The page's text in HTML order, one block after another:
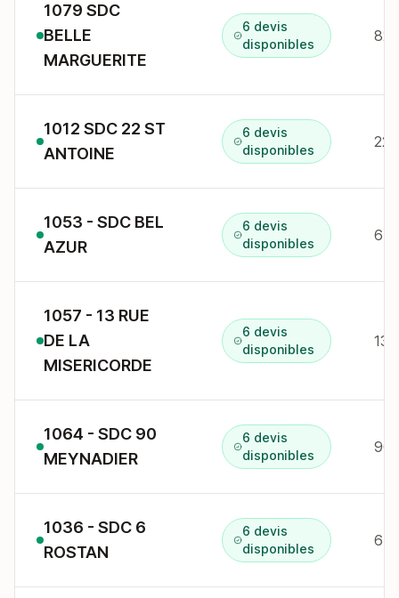
1079 SDC
BELLE
MARGUERITE
6 devis
disponibles
1012 SDC 22 ST
ANTOINE
6 devis
disponibles
22
1053 - SDC BEL
AZUR
6 devis
disponibles
6
1057 - 13 RUE
DE LA
MISERICORDE
6 devis
disponibles
13
1064 - SDC 90
MEYNADIER
6 devis
disponibles
90
1036 - SDC 6
ROSTAN
6 devis
disponibles
6 r